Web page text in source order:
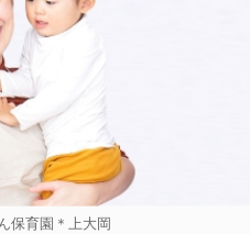
保育園＊上大岡